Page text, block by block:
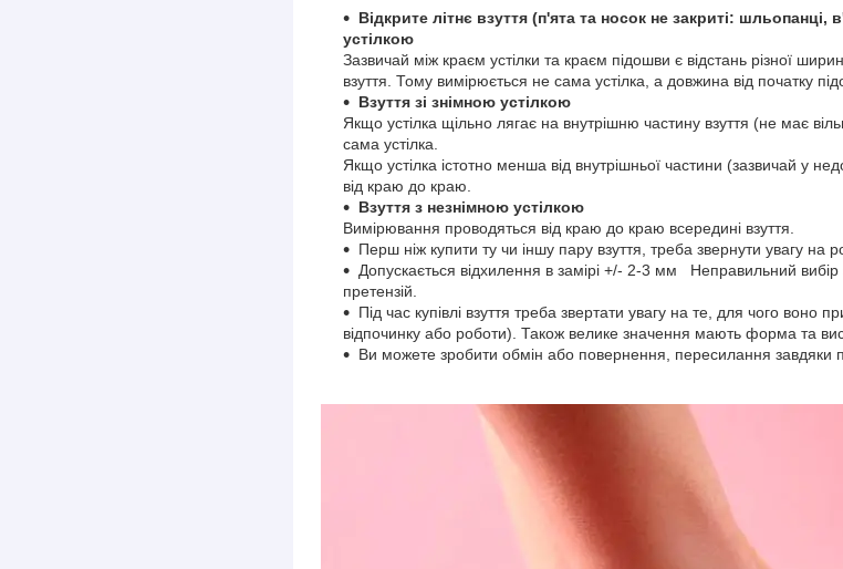
Відкрите літнє взуття (п'ята та носок не закриті:
устілкою
Зазвичай між краєм устілки та краєм підошви є відстань різної
взуття. Тому вимірюється не сама устілка, а довжина від початку
Взуття зі знімною устілкою
Якщо устілка щільно лягає на внутрішню частину взуття (не має
сама устілка.
Якщо устілка істотно менша від внутрішньої частини (зазвичай у
від краю до краю.
Взуття з незнімною устілкою
Вимірювання проводяться від краю до краю всередині взуття.
Перш ніж купити ту чи іншу пару взуття, треба звернути увагу на
Допускається відхилення в замірі +/- 2-3 мм Неправильний
претензій.
Під час купівлі взуття треба звертати увагу на те, для чого
відпочинку або роботи). Також велике значення мають форма та
Ви можете зробити обмін або повернення, пересилання завдяки